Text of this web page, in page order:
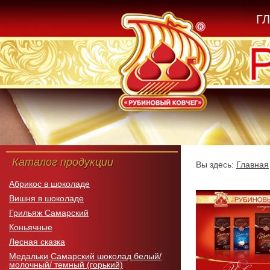
Каталог продукции
Абрикос в шоколаде
Вишня в шоколаде
Грильяж Самарский
Коньячные
Лесная сказка
Медальки Самарский шоколад белый/
молочный/ темный (горький)
Вы здесь: Главная